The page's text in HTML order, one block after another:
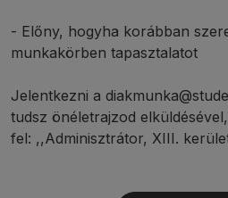
- Előny, hogyha korábban
munkakörben tapasztalatot
Jelentkezni a
tudsz önéletrajzod
fel: ,,Adminisztrátor, XIII.